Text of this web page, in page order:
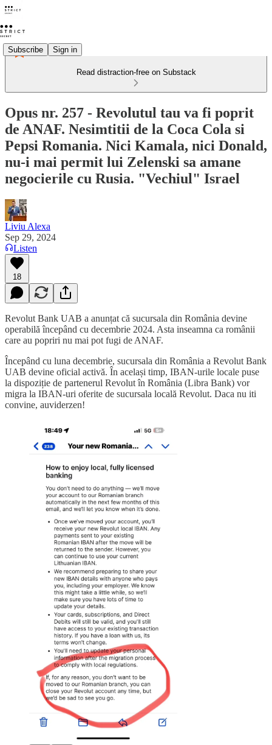
Subscribe Sign in
Read distraction-free on Substack
Opus nr. 257 - Revolutul tau va fi poprit
de ANAF. Nesimtitii de la Coca Cola si
Pepsi Romania. Nici Kamala, nici Donald,
nu-i mai permit lui Zelenski sa amane
negocierile cu Rusia. "Vechiul" Israel
Liviu Alexa
Sep 29, 2024
Listen
18
Revolut Bank UAB a anunțat că sucursala din România devine
operabilă începând cu decembrie 2024. Asta inseamna ca românii
care au popriri nu mai pot fugi de ANAF.
Începând cu luna decembrie, sucursala din România a Revolut Bank
UAB devine oficial activă. În același timp, IBAN-urile locale puse
la dispoziție de partenerul Revolut în România (Libra Bank) vor
migra la IBAN-uri oferite de sucursala locală Revolut. Daca nu iti
convine, auviderzen!